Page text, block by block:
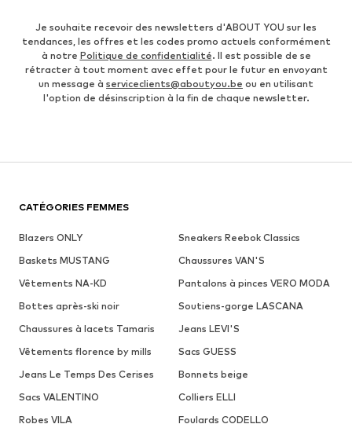
Je souhaite recevoir des newsletters d'ABOUT YOU sur les
tendances, les offres et les codes promo actuels conformément
à notre Politique de confidentialité. Il est possible de se
rétracter à tout moment avec effet pour le futur en envoyant
un message à serviceclients@aboutyou.be ou en utilisant
l'option de désinscription à la fin de chaque newsletter.
CATÉGORIES FEMMES
Blazers ONLY
Sneakers Reebok Classics
Baskets MUSTANG
Chaussures VAN'S
Vêtements NA-KD
Pantalons à pinces VERO MODA
Bottes après-ski noir
Soutiens-gorge LASCANA
Chaussures à lacets Tamaris
Jeans LEVI'S
Vêtements florence by mills
Sacs GUESS
Jeans Le Temps Des Cerises
Bonnets beige
Sacs VALENTINO
Colliers ELLI
Robes VILA
Foulards CODELLO